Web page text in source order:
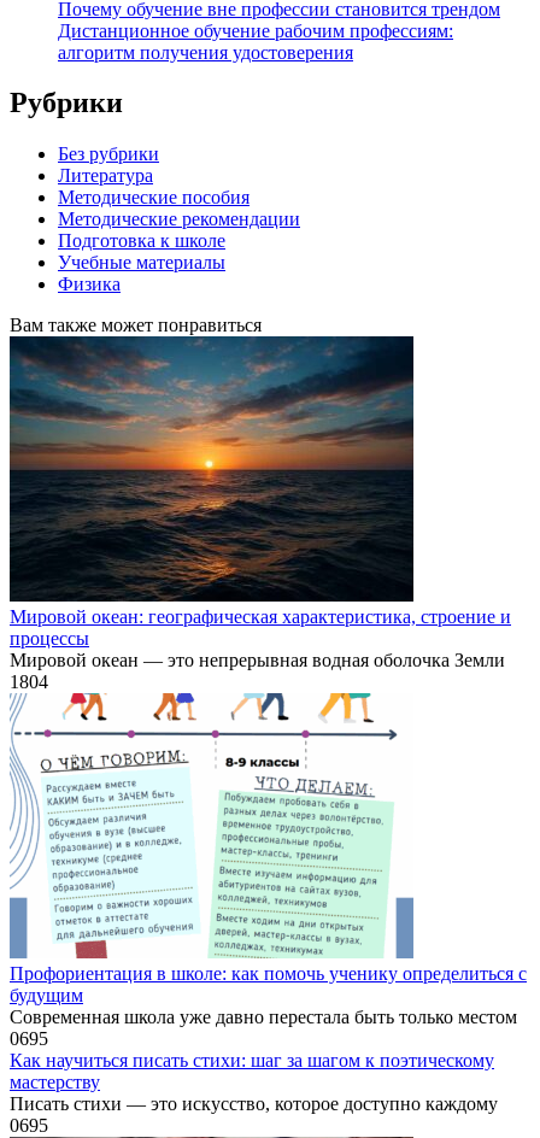
Почему обучение вне профессии становится трендом
Дистанционное обучение рабочим профессиям:
алгоритм получения удостоверения
Рубрики
Без рубрики
Литература
Методические пособия
Методические рекомендации
Подготовка к школе
Учебные материалы
Физика
Вам также может понравиться
Мировой океан: географическая характеристика, строение и
процессы
Мировой океан — это непрерывная водная оболочка Земли
1804
Профориентация в школе: как помочь ученику определиться с
будущим
Современная школа уже давно перестала быть только местом
0695
Как научиться писать стихи: шаг за шагом к поэтическому
мастерству
Писать стихи — это искусство, которое доступно каждому
0695